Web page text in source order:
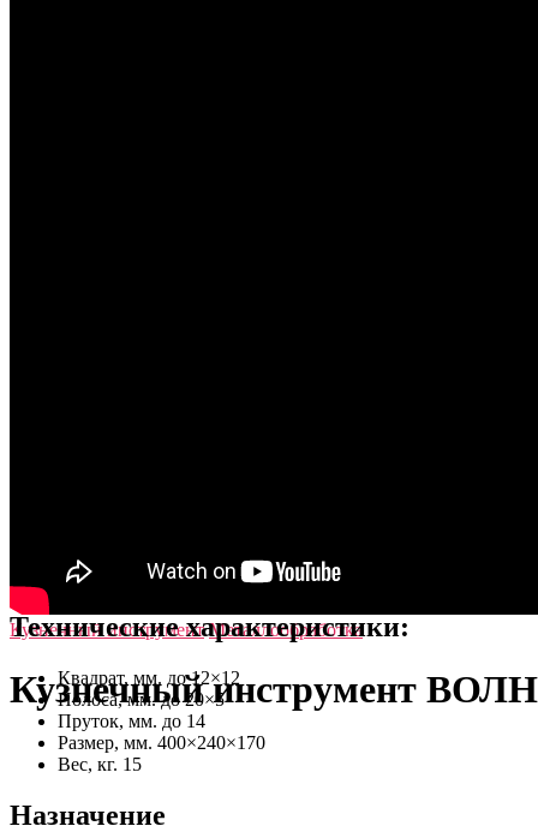
Кузнечный инструмент Металлообработка
Кузнечный инструмент
–Отправить на E-mail
Технические характеристики:
Квадрат, мм. до 12×12
Полоса, мм. до 20×5
Пруток, мм. до 14
Размер, мм. 400×240×170
Вес, кг. 15
Назначение